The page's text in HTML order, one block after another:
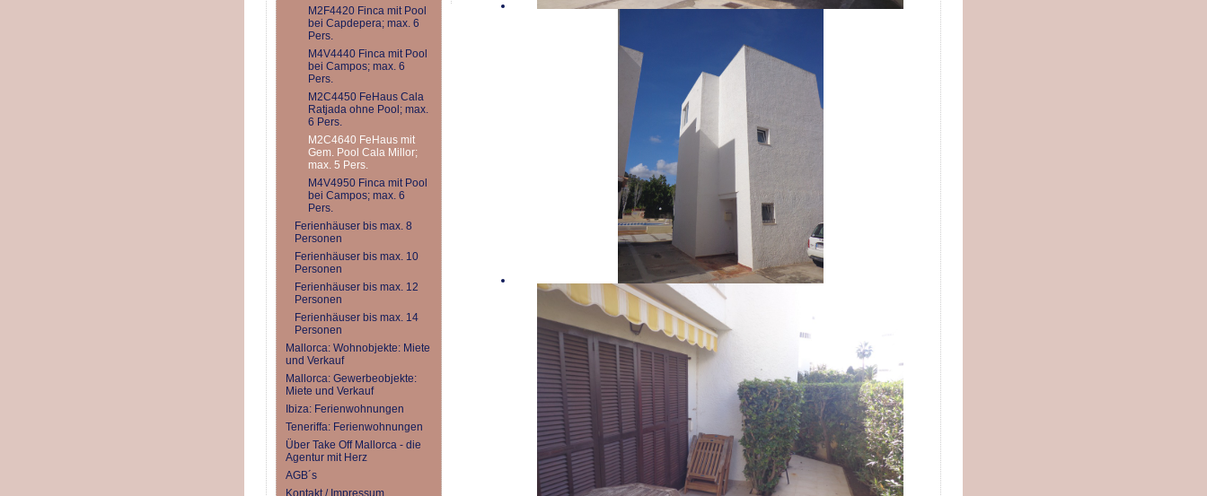
M2F4420 Finca mit Pool
bei Capdepera; max. 6
Pers.
M4V4440 Finca mit Pool
bei Campos; max. 6
Pers.
M2C4450 FeHaus Cala
Ratjada ohne Pool; max.
6 Pers.
M2C4640 FeHaus mit
Gem. Pool Cala Millor;
max. 5 Pers.
M4V4950 Finca mit Pool
bei Campos; max. 6
Pers.
Ferienhäuser bis max. 8
Personen
Ferienhäuser bis max. 10
Personen
Ferienhäuser bis max. 12
Personen
Ferienhäuser bis max. 14
Personen
Mallorca: Wohnobjekte: Miete
und Verkauf
Mallorca: Gewerbeobjekte:
Miete und Verkauf
Ibiza: Ferienwohnungen
Teneriffa: Ferienwohnungen
Über Take Off Mallorca - die
Agentur mit Herz
AGB´s
Kontakt / Impressum